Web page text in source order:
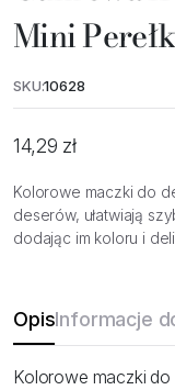
Mini
SKU:10628
14,29 zł
Kolorowe maczki do
deserów, ułatwiają
dodając im koloru i
OpisInformacje
Kolorowe maczki